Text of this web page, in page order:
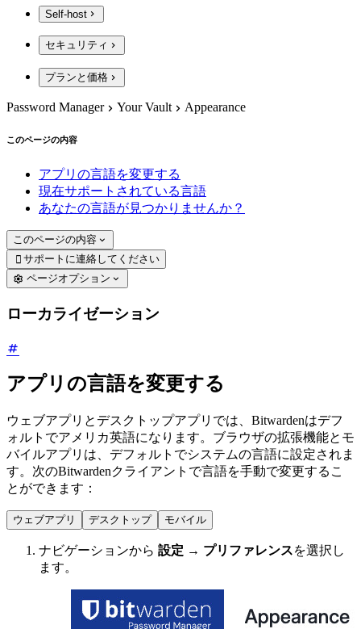
Self-host
セキュリティ
プランと価格
Password Manager Your Vault Appearance
このページの内容
アプリの言語を変更する
現在サポートされている言語
あなたの言語が見つかりませんか？
このページの内容
 サポートに連絡してください
ページオプション
ローカライゼーション
アプリの言語を変更する
ウェブアプリとデスクトップアプリでは、Bitwardenはデフ
ォルトでアメリカ英語になります。ブラウザの拡張機能とモ
バイルアプリは、デフォルトでシステムの言語に設定されま
す。次のBitwardenクライアントで言語を手動で変更するこ
とができます：
ウェブアプリ デスクトップ モバイル
ナビゲーションから 設定 → プリファレンスを選択し
ます。